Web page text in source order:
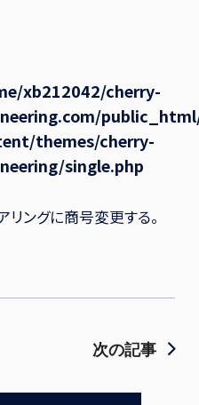
xb212042/cherry-
themes/cherry-
single.php
ングに商号変更する。
次の記事